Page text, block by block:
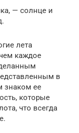
— солнце и
лета
каждое
в
знаком ее
которые
что всегда